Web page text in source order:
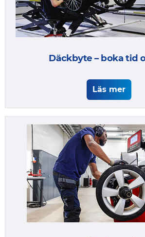
Däckbyte – boka tid
Läs mer